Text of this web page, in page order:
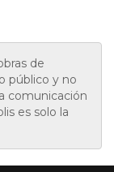
de
público y no
comunicación
es solo la